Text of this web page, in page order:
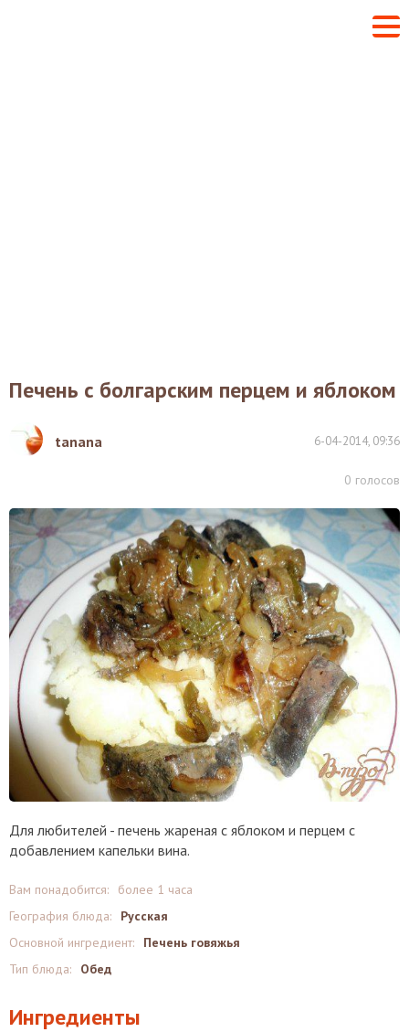
Печень с болгарским перцем и яблоком
tanana 6-04-2014, 09:36
0 голосов
Для любителей - печень жареная с яблоком и перцем с
добавлением капельки вина.
Вам понадобится:
более 1 часа
География блюда:
Русская
Основной ингредиент:
Печень говяжья
Тип блюда:
Обед
Ингредиенты